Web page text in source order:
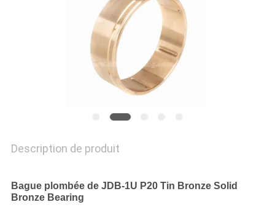
DE
QUALITÉ
Description de produit
Bague plombée de JDB-1U P20 Tin Bronze Solid
Bronze Bearing